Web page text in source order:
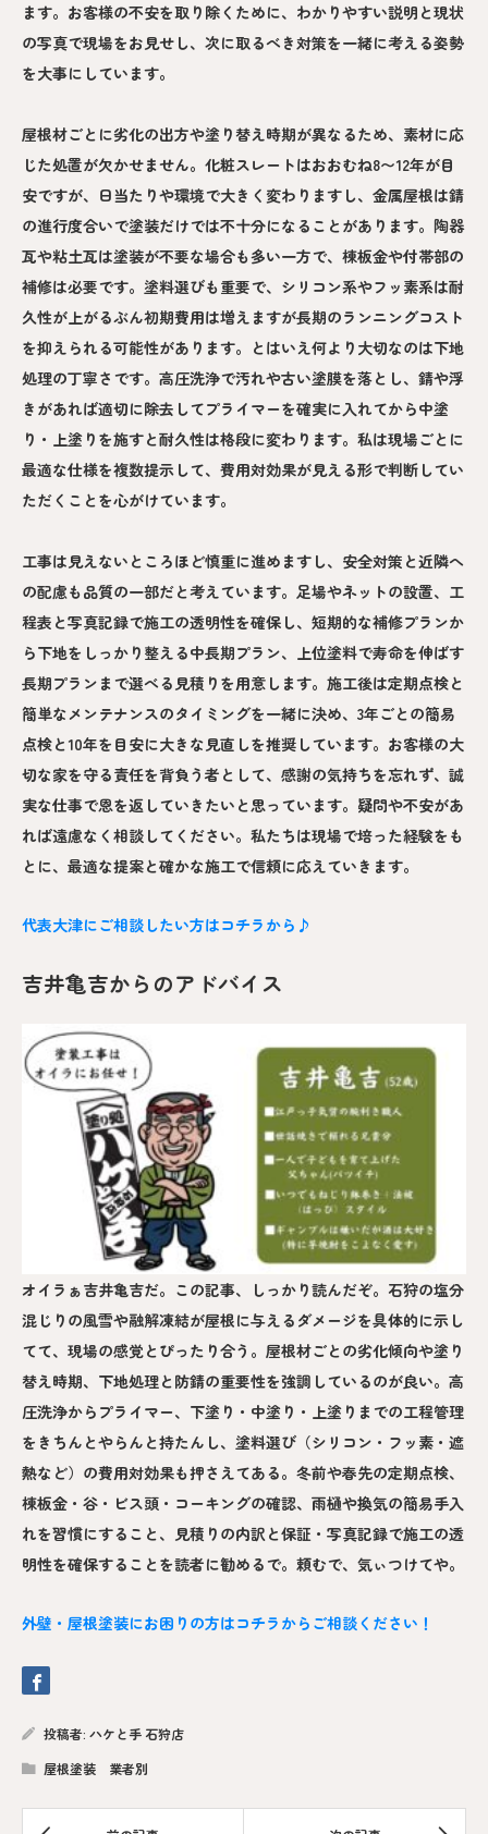
ます。お客様の不安を取り除くために、わかりやすい説明と現状
の写真で現場をお見せし、次に取るべき対策を一緒に考える姿勢
を大事にしています。
屋根材ごとに劣化の出方や塗り替え時期が異なるため、素材に応
じた処置が欠かせません。化粧スレートはおおむね8〜12年が目
安ですが、日当たりや環境で大きく変わりますし、金属屋根は錆
の進行度合いで塗装だけでは不十分になることがあります。陶器
瓦や粘土瓦は塗装が不要な場合も多い一方で、棟板金や付帯部の
補修は必要です。塗料選びも重要で、シリコン系やフッ素系は耐
久性が上がるぶん初期費用は増えますが長期のランニングコスト
を抑えられる可能性があります。とはいえ何より大切なのは下地
処理の丁寧さです。高圧洗浄で汚れや古い塗膜を落とし、錆や浮
きがあれば適切に除去してプライマーを確実に入れてから中塗
り・上塗りを施すと耐久性は格段に変わります。私は現場ごとに
最適な仕様を複数提示して、費用対効果が見える形で判断してい
ただくことを心がけています。
工事は見えないところほど慎重に進めますし、安全対策と近隣へ
の配慮も品質の一部だと考えています。足場やネットの設置、工
程表と写真記録で施工の透明性を確保し、短期的な補修プランか
ら下地をしっかり整える中長期プラン、上位塗料で寿命を伸ばす
長期プランまで選べる見積りを用意します。施工後は定期点検と
簡単なメンテナンスのタイミングを一緒に決め、3年ごとの簡易
点検と10年を目安に大きな見直しを推奨しています。お客様の大
切な家を守る責任を背負う者として、感謝の気持ちを忘れず、誠
実な仕事で恩を返していきたいと思っています。疑問や不安があ
れば遠慮なく相談してください。私たちは現場で培った経験をも
とに、最適な提案と確かな施工で信頼に応えていきます。
代表大津にご相談したい方はコチラから♪
吉井亀吉からのアドバイス
オイラぁ吉井亀吉だ。この記事、しっかり読んだぞ。石狩の塩分
混じりの風雪や融解凍結が屋根に与えるダメージを具体的に示し
てて、現場の感覚とぴったり合う。屋根材ごとの劣化傾向や塗り
替え時期、下地処理と防錆の重要性を強調しているのが良い。高
圧洗浄からプライマー、下塗り・中塗り・上塗りまでの工程管理
をきちんとやらんと持たんし、塗料選び（シリコン・フッ素・遮
熱など）の費用対効果も押さえてある。冬前や春先の定期点検、
棟板金・谷・ビス頭・コーキングの確認、雨樋や換気の簡易手入
れを習慣にすること、見積りの内訳と保証・写真記録で施工の透
明性を確保することを読者に勧めるで。頼むで、気ぃつけてや。
外壁・屋根塗装にお困りの方はコチラからご相談ください！
投稿者: ハケと手 石狩店
屋根塗装 業者別